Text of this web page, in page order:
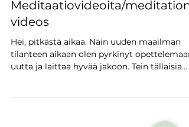
Meditaatiovideoita/meditation
videos
Hei, pitkästä aikaa. Näin uuden maailman
tilanteen aikaan olen pyrkinyt opettelemaan
uutta ja laittaa hyvää jakoon. Tein tällaisia...